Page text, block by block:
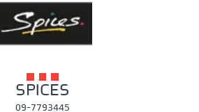
SPICES
09-7793445